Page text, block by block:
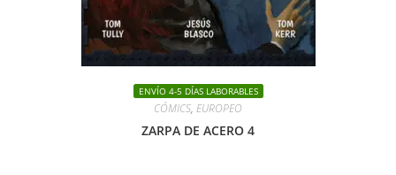
ENVÍO 4-5 DÍAS LABORABLES
CÓMICS, EUROPEO
ZARPA DE ACERO 4